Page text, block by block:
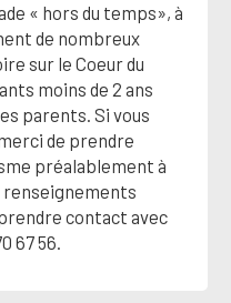
« hors du temps», à
de nombreux
sur le Coeur du
moins de 2 ans
parents. Si vous
de prendre
préalablement à
contact avec
67 56.